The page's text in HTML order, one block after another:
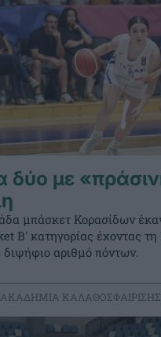
δύο με
μπάσκετ Κορασίδων
Β' κατηγορίας έχοντας
αριθμό πόντων.
ΑΚΑΔΗΜΙΑ ΚΑΛΑΘΟΣΦΑΙΡΙΣΗΣ